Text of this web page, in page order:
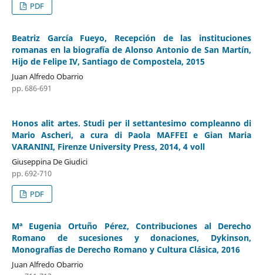
PDF
Beatriz García Fueyo, Recepción de las instituciones
romanas en la biografía de Alonso Antonio de San Martín,
Hijo de Felipe IV, Santiago de Compostela, 2015
Juan Alfredo Obarrio
pp. 686-691
Honos alit artes. Studi per il settantesimo compleanno di
Mario Ascheri, a cura di Paola MAFFEI e Gian Maria
VARANINI, Firenze University Press, 2014, 4 voll
Giuseppina De Giudici
pp. 692-710
PDF
Mª Eugenia Ortuño Pérez, Contribuciones al Derecho
Romano de sucesiones y donaciones, Dykinson,
Monografías de Derecho Romano y Cultura Clásica, 2016
Juan Alfredo Obarrio